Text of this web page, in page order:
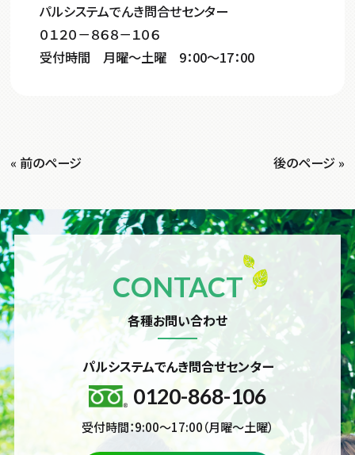
パルシステムでんき問合せセンター
０１２０－８６８－１０６
受付時間 月曜～土曜 9：00～17：00
« 前のページ 後のページ »
CONTACT
各種お問い合わせ
パルシステムでんき問合せセンター
0120-868-106
受付時間：9:00～17:00（月曜～土曜）